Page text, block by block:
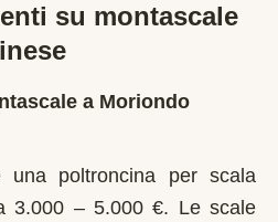
su montascale
a Moriondo
una poltroncina per scala
3.000 – 5.000 €. Le scale